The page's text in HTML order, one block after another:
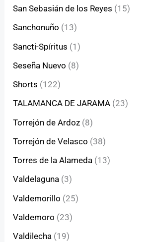
San Sebasián de los Reyes (15)
Sanchonuño (13)
Sancti-Spíritus (1)
Seseña Nuevo (8)
Shorts (122)
TALAMANCA DE JARAMA (23)
Torrejón de Ardoz (8)
Torrejón de Velasco (38)
Torres de la Alameda (13)
Valdelaguna (3)
Valdemorillo (25)
Valdemoro (23)
Valdilecha (19)